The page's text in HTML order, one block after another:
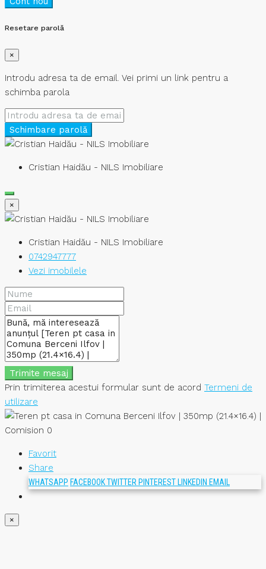
Resetare parolă
×
Introdu adresa ta de email. Vei primi un link pentru a
schimba parola
Schimbare parolă
Cristian Haidău - NILS Imobiliare
×
Cristian Haidău - NILS Imobiliare
0742947777
Vezi imobilele
Trimite mesaj
Prin trimiterea acestui formular sunt de acord Termeni de
utilizare
Favorit
Share
WHATSAPP FACEBOOKTWITTER PINTEREST LINKEDIN EMAIL
×